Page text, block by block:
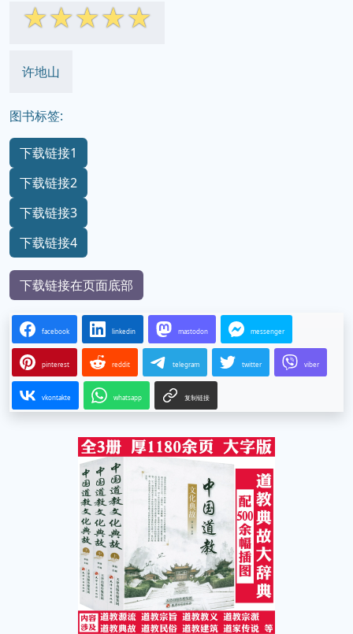
☆☆☆☆☆
许地山
图书标签:
下载链接1
下载链接2
下载链接3
下载链接4
下载链接在页面底部
facebook linkedin mastodon messenger
pinterest reddit telegram twitter viber
vkontakte whatsapp 复制链接